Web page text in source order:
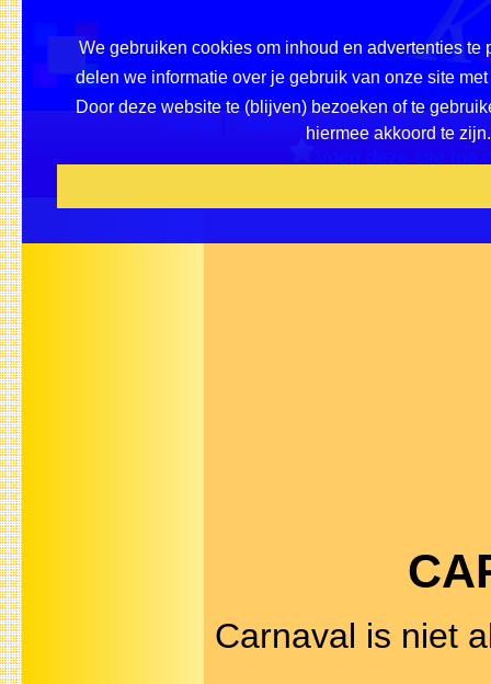
We gebruiken cookies om inhoud en advertenties
delen we informatie over je gebruik van onze site
Door deze website te (blijven) bezoeken of te
hiermee akkoord te
Overzicht onderwerpen /
Carnaval is niet